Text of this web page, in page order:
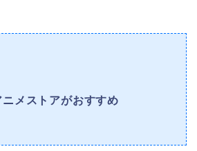
メストアがおすすめ